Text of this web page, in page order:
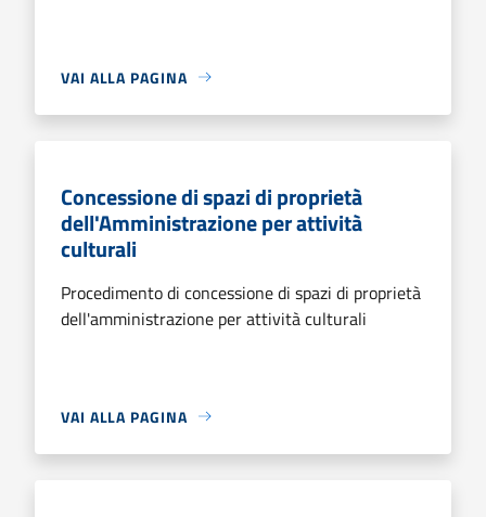
VAI ALLA PAGINA
Concessione di spazi di proprietà
dell'Amministrazione per attività
culturali
Procedimento di concessione di spazi di proprietà
dell'amministrazione per attività culturali
VAI ALLA PAGINA